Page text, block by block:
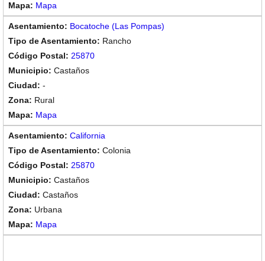
Mapa
Bocatoche (Las Pompas)
Rancho
25870
Castaños
-
Rural
Mapa
California
Colonia
25870
Castaños
Castaños
Urbana
Mapa